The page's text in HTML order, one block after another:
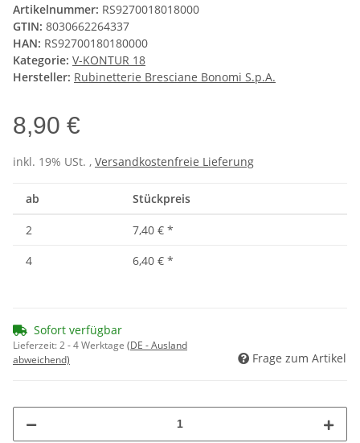
Artikelnummer: RS9270018018000
GTIN: 8030662264337
HAN: RS92700180180000
Kategorie: V-KONTUR 18
Hersteller: Rubinetterie Bresciane Bonomi S.p.A.
8,90 €
inkl. 19% USt. , Versandkostenfreie Lieferung
ab Stückpreis
2 7,40 € *
4
6,40 € *
Sofort verfügbar
Lieferzeit:2 - 4 Werktage (DE - Ausland
abweichend)
Frage zum Artikel